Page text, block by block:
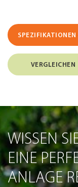
SPEZIFIKATIONEN
VERGLEICHEN
WISSEN
EINE
ANLAGE